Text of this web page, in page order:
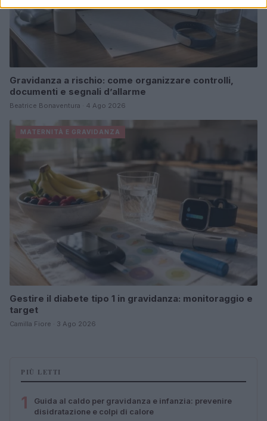
Gravidanza a rischio: come organizzare controlli,
documenti e segnali d’allarme
Beatrice Bonaventura · 4 Ago 2026
MATERNITÀ E GRAVIDANZA
Gestire il diabete tipo 1 in gravidanza: monitoraggio e
target
Camilla Fiore · 3 Ago 2026
PIÙ LETTI
1
Guida al caldo per gravidanza e infanzia: prevenire
disidratazione e colpi di calore